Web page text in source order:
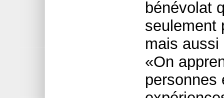
bénévolat
seulement
mais aussi
«On
personnes